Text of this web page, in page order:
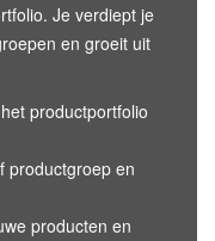
Je verdiept je
en groeit uit
productportfolio
productgroep en
producten en